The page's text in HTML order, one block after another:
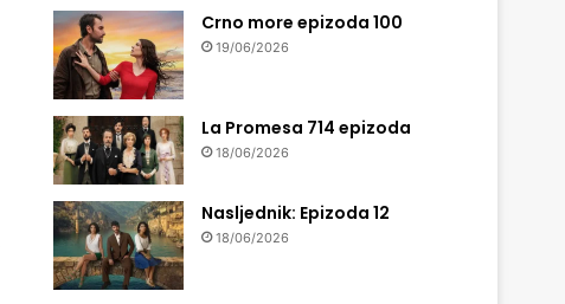
Crno more epizoda 100
19/06/2026
La Promesa 714 epizoda
18/06/2026
Nasljednik: Epizoda 12
18/06/2026